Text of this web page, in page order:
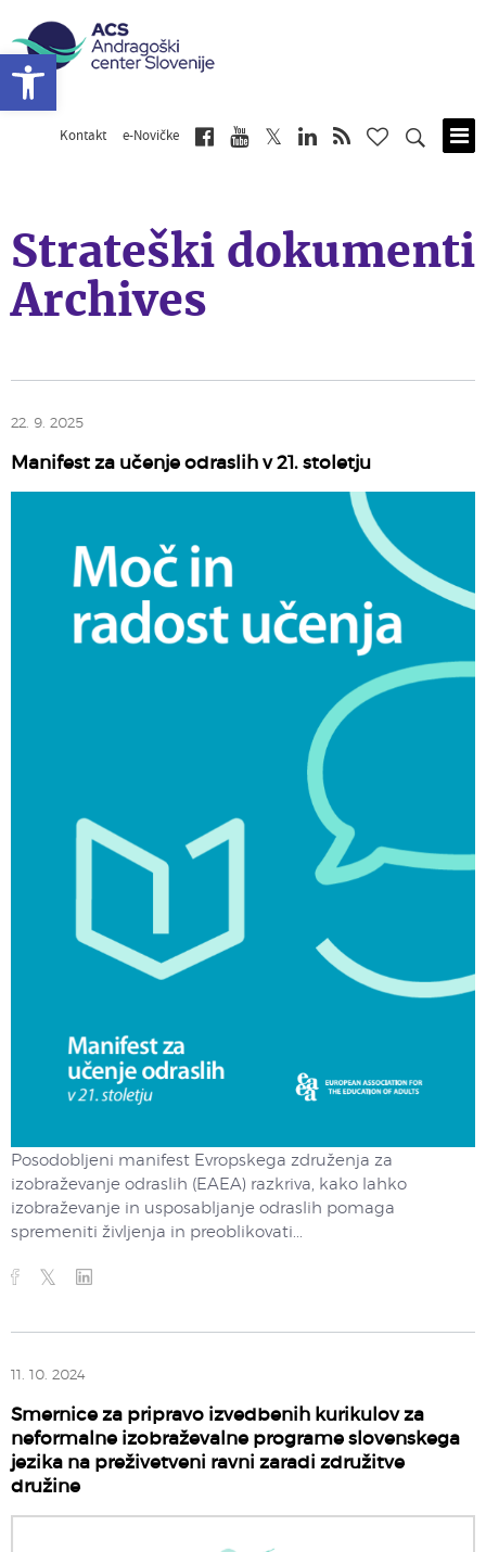
Kontakt e-Novičke
Strateški dokumenti
Archives
22. 9. 2025
Manifest za učenje odraslih v 21. stoletju
Posodobljeni manifest Evropskega združenja za
izobraževanje odraslih (EAEA) razkriva, kako lahko
izobraževanje in usposabljanje odraslih pomaga
spremeniti življenja in preoblikovati...
11. 10. 2024
Smernice za pripravo izvedbenih kurikulov za
neformalne izobraževalne programe slovenskega
jezika na preživetveni ravni zaradi združitve
družine
Open toolbar